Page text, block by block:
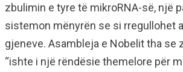
zbulimin e tyre të mikroRNA-së, një
sistemon mënyrën se si rregullohet
gjeneve. Asambleja e Nobelit tha se
“ishte i një rëndësie themelore për